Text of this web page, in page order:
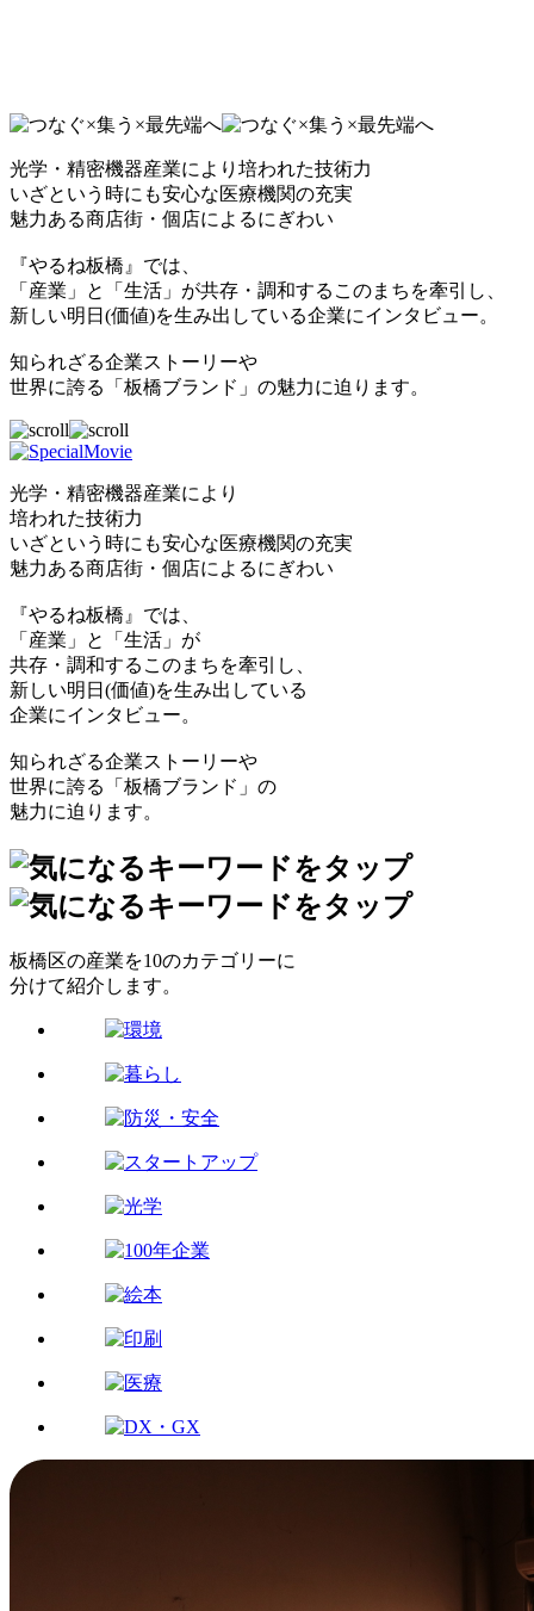
光学・精密機器産業により培われた技術力
いざという時にも安心な医療機関の充実
魅力ある商店街・個店によるにぎわい
『やるね板橋』では、
「産業」と「生活」が共存・調和するこのまちを牽引し、
新しい明日(価値)を生み出している企業にインタビュー。
知られざる企業ストーリーや
世界に誇る「板橋ブランド」の魅力に迫ります。
光学・精密機器産業により
培われた技術力
いざという時にも安心な医療機関の充実
魅力ある商店街・個店によるにぎわい
『やるね板橋』では、
「産業」と「生活」が
共存・調和するこのまちを牽引し、
新しい明日(価値)を生み出している
企業にインタビュー。
知られざる企業ストーリーや
世界に誇る「板橋ブランド」の
魅力に迫ります。
板橋区の産業を10のカテゴリーに
分けて紹介します。